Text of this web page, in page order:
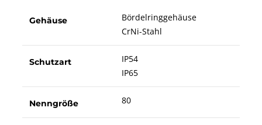
Gehäuse
Bördelringgehäuse
CrNi-Stahl
Schutzart
IP54
IP65
Nenngröße 80